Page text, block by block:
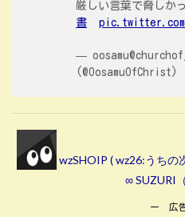
厳しい言葉で脅しか
書
pic.twitter.com/
—
(@OosamuOfChrist)
wzSHOIP ( wz26:うちの
∞ SUZURI
ー 広